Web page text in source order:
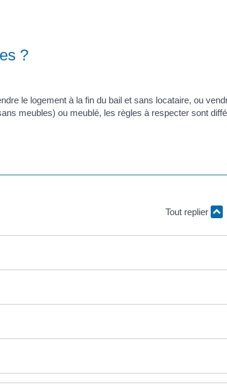
?
le logement à la fin du bail et sans locataire, ou
meubles) ou meublé, les règles à respecter sont
Tout replier